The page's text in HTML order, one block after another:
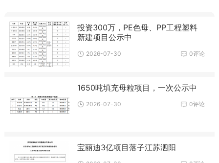
投资300万，PE色母、PP工程塑料
新建项目公示中
0评论
2026-07-30
1650吨填充母粒项目，一次公示中
0评论
2026-07-30
宝丽迪3亿项目落子江苏泗阳